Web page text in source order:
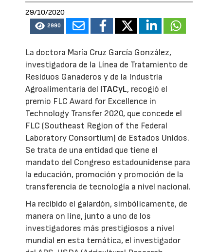
29/10/2020
2990
La doctora María Cruz García González,
investigadora de la Línea de Tratamiento de
Residuos Ganaderos y de la Industria
Agroalimentaria del ITACyL, recogió el
premio FLC Award for Excellence in
Technology Transfer 2020, que concede el
FLC (Southeast Region of the Federal
Laboratory Consortium) de Estados Unidos.
Se trata de una entidad que tiene el
mandato del Congreso estadounidense para
la educación, promoción y promoción de la
transferencia de tecnología a nivel nacional.
Ha recibido el galardón, simbólicamente, de
manera on line, junto a uno de los
investigadores más prestigiosos a nivel
mundial en esta temática, el investigador